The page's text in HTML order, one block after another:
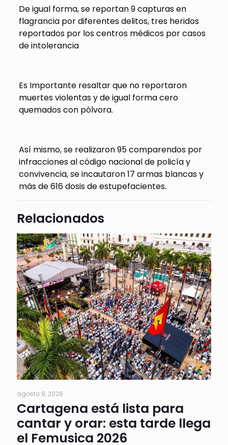
De igual forma, se reportan 9 capturas en
flagrancia por diferentes delitos, tres heridos
reportados por los centros médicos por casos
de intolerancia
Es Importante resaltar que no reportaron
muertes violentas y de igual forma cero
quemados con pólvora.
Así mismo, se realizaron 95 comparendos por
infracciones al código nacional de policía y
convivencia, se incautaron 17 armas blancas y
más de 616 dosis de estupefacientes.
Relacionados
agosto 8, 2026
Cartagena está lista para
cantar y orar: esta tarde llega
el Femusica 2026